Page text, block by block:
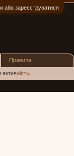
або зареєструватися
Правила
Реклама